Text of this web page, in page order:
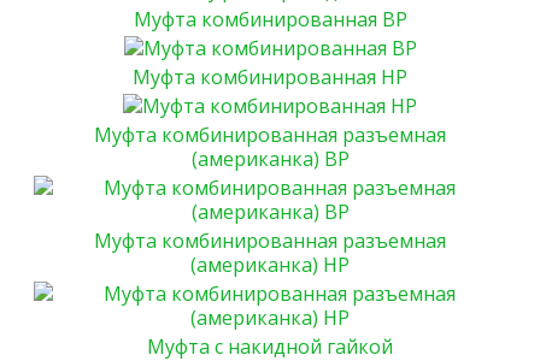
Муфта комбинированная ВР
Муфта комбинированная НР
Муфта комбинированная разъемная
(американка) ВР
Муфта комбинированная разъемная
(американка) НР
Муфта с накидной гайкой